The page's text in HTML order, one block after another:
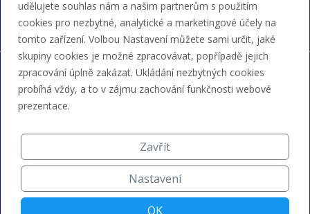
udělujete souhlas nám a našim partnerům s použitím
cookies pro nezbytné, analytické a marketingové účely na
tomto zařízení. Volbou Nastavení můžete sami určit, jaké
skupiny cookies je možné zpracovávat, popřípadě jejich
zpracování úplně zakázat. Ukládání nezbytných cookies
probíhá vždy, a to v zájmu zachování funkčnosti webové
prezentace.
Zavřít
Nastavení
OK